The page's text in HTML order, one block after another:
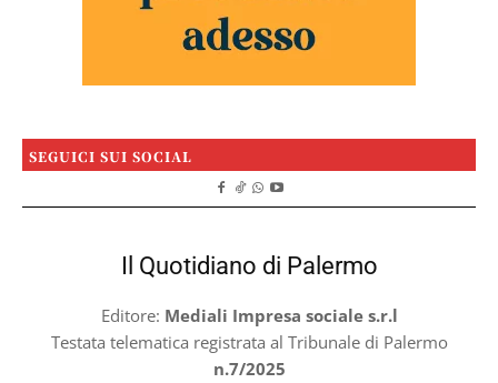
SEGUICI SUI SOCIAL
Il Quotidiano di Palermo
Editore: Mediali Impresa sociale s.r.l
Testata telematica registrata al Tribunale di Palermo
n.7/2025